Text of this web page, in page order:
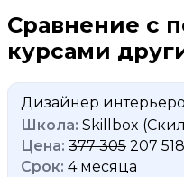
Сравнение с
курсами
Дизайнер
Skillbox
377 305 207
4 месяца